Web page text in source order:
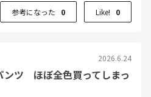
参考になった 0 Like! 0
2026.6.24
ンツ ほぼ全色買ってしまっ